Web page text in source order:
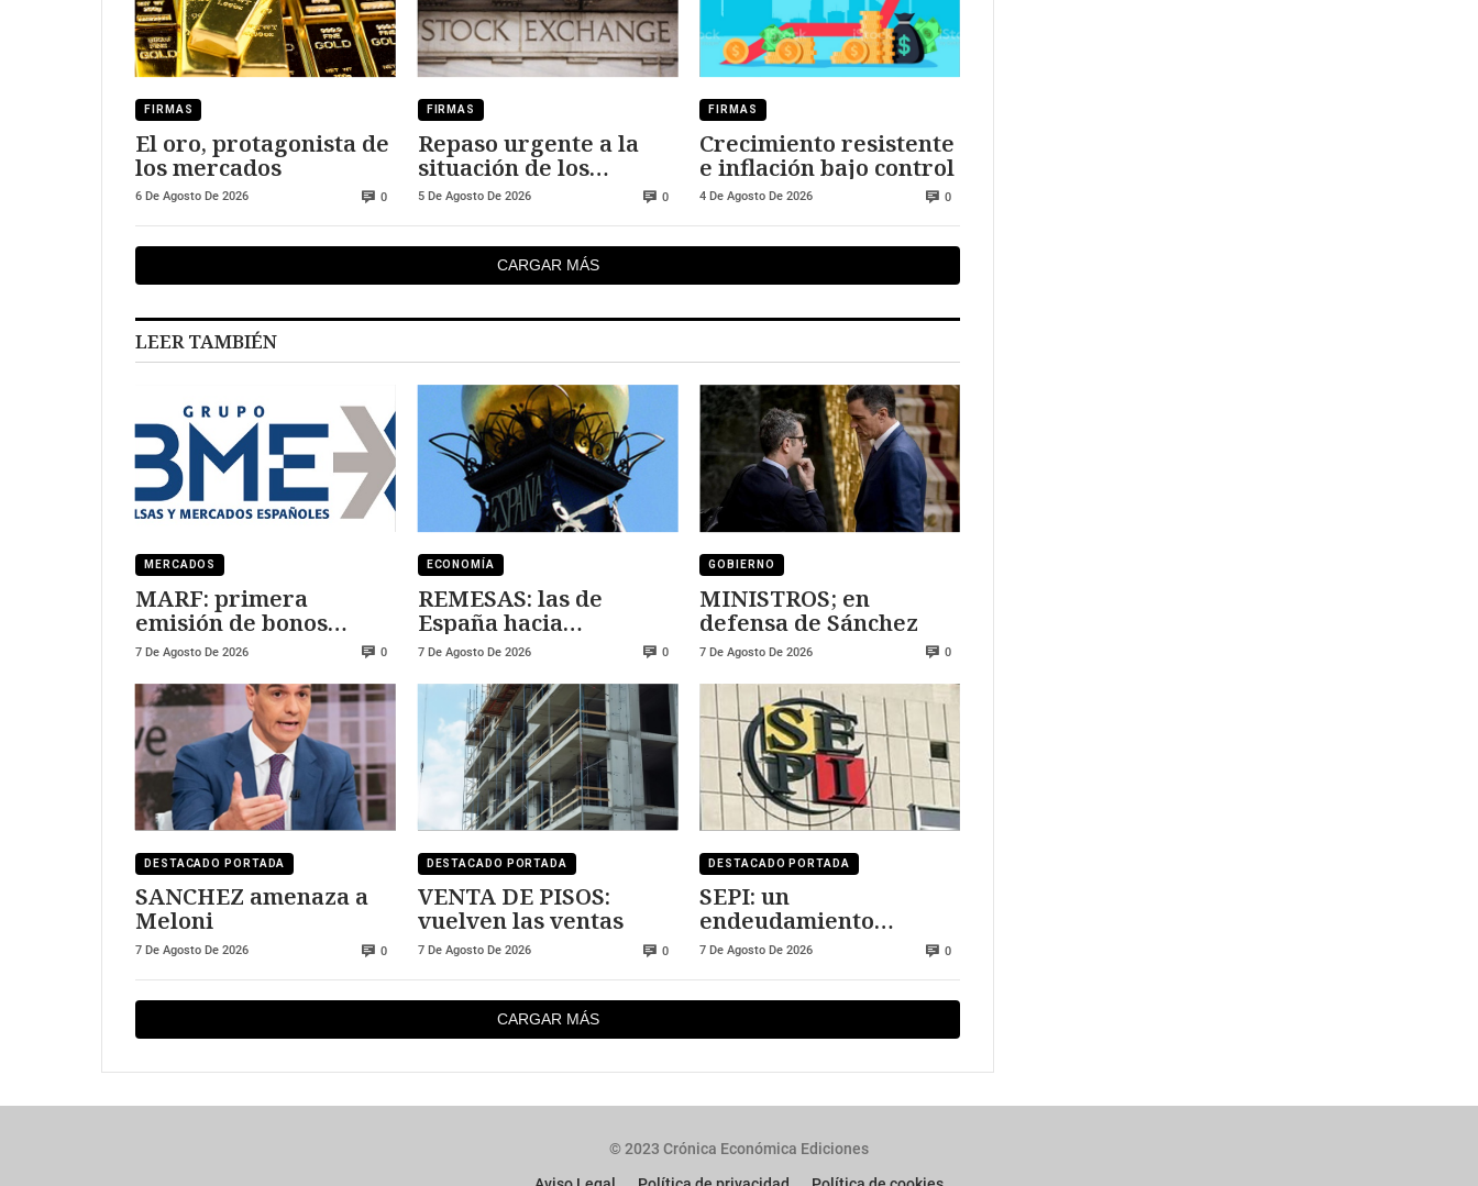
FIRMAS
El oro, protagonista de
los mercados
6 De Agosto De 2026 0
FIRMAS
Repaso urgente a la
situación de los
mercados
5 De Agosto De 2026 0
FIRMAS
Crecimiento resistente
e inflación bajo control
4 De Agosto De 2026 0
CARGAR MÁS
LEER TAMBIÉN
MERCADOS
MARF: primera
emisión de bonos
convertibles
7 De Agosto De 2026 0
ECONOMÍA
REMESAS: las de
España hacia
Marruecos se han
7 De Agosto De 2026 0
GOBIERNO
MINISTROS; en
defensa de Sánchez
7 De Agosto De 2026 0
DESTACADO PORTADA
SANCHEZ amenaza a
Meloni
7 De Agosto De 2026 0
DESTACADO PORTADA
VENTA DE PISOS:
vuelven las ventas
7 De Agosto De 2026 0
DESTACADO PORTADA
SEPI: un
endeudamiento
insostenible
7 De Agosto De 2026 0
CARGAR MÁS
© 2023 Crónica Económica Ediciones